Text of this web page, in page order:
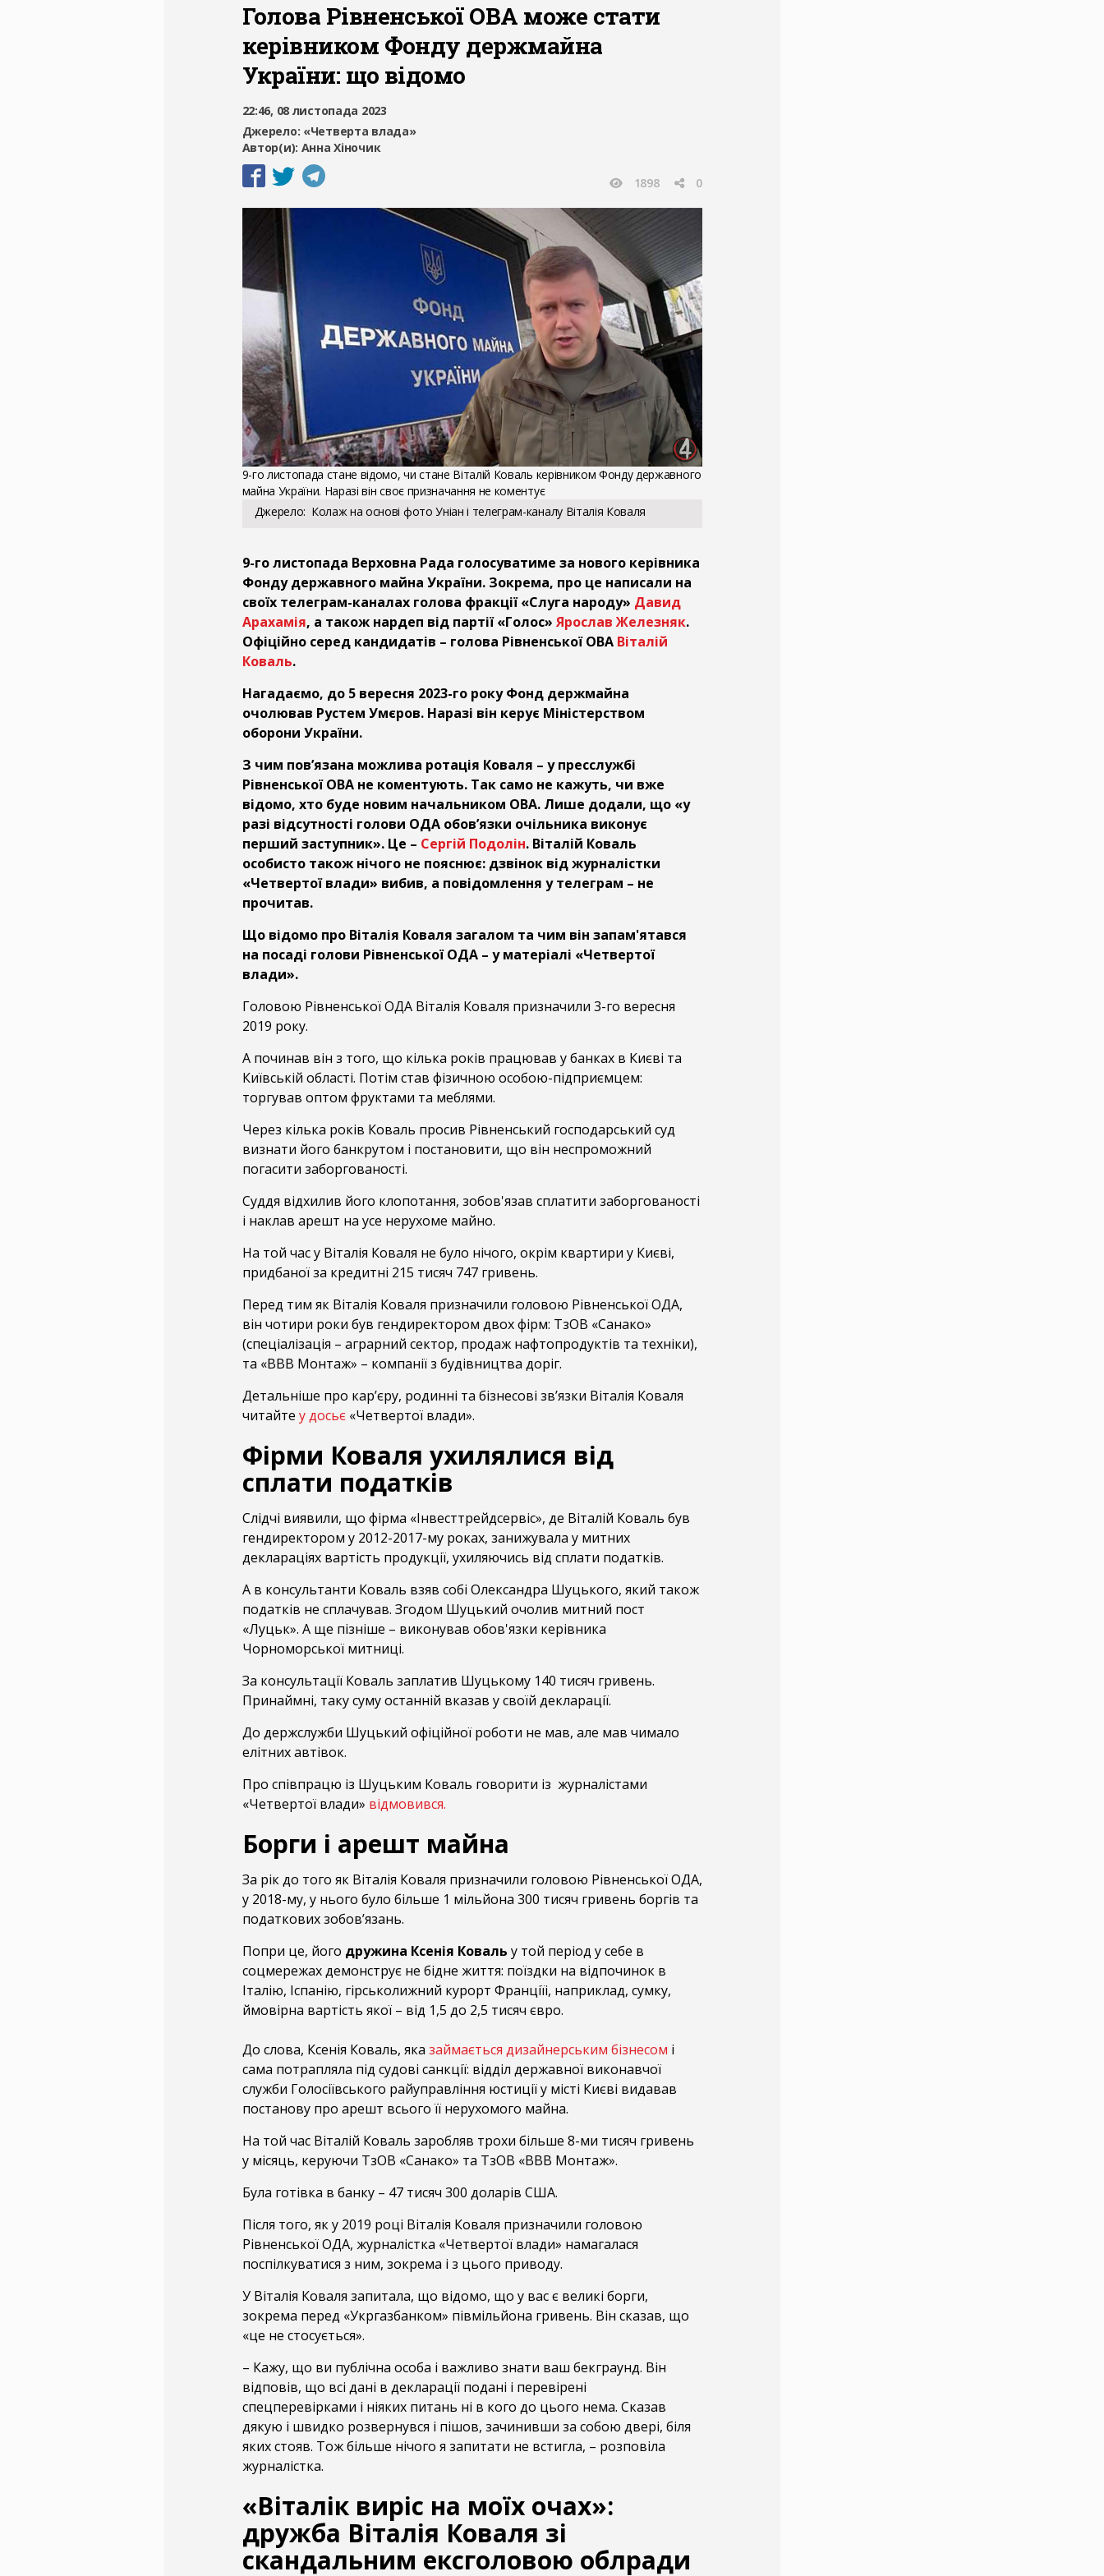
Голова Рівненської ОВА може стати
керівником Фонду держмайна
України: що відомо
22:46, 08 листопада 2023
Джерело: «Четверта влада»
Автор(и): Анна Хіночик
1898 0
9-го листопада стане відомо, чи стане Віталій Коваль керівником Фонду державного
майна України. Наразі він своє призначання не коментує
Джерело Колаж на основі фото Уніан і телеграм-каналу Віталія Коваля
9-го листопада Верховна Рада голосуватиме за нового керівника
Фонду державного майна України. Зокрема, про це написали на
своїх телеграм-каналах голова фракції «Слуга народу» Давид
Арахамія, а також нардеп від партії «Голос» Ярослав Железняк.
Офіційно серед кандидатів – голова Рівненської ОВА Віталій
Коваль.
Нагадаємо, до 5 вересня 2023-го року Фонд держмайна
очолював Рустем Умєров. Наразі він керує Міністерством
оборони України.
З чим пов’язана можлива ротація Коваля – у пресслужбі
Рівненської ОВА не коментують. Так само не кажуть, чи вже
відомо, хто буде новим начальником ОВА. Лише додали, що «у
разі відсутності голови ОДА обовʼязки очільника виконує
перший заступник». Це – Сергій Подолін. Віталій Коваль
особисто також нічого не пояснює: дзвінок від журналістки
«Четвертої влади» вибив, а повідомлення у телеграм – не
прочитав.
Що відомо про Віталія Коваля загалом та чим він запам'ятався
на посаді голови Рівненської ОДА – у матеріалі «Четвертої
влади».
Головою Рівненської ОДА Віталія Коваля призначили 3-го вересня
2019 року.
А починав він з того, що кілька років працював у банках в Києві та
Київській області. Потім став фізичною особою-підприємцем:
торгував оптом фруктами та меблями.
Через кілька років Коваль просив Рівненський господарський суд
визнати його банкрутом і постановити, що він неспроможний
погасити заборгованості.
Суддя відхилив його клопотання, зобов'язав сплатити заборгованості
і наклав арешт на усе нерухоме майно.
На той час у Віталія Коваля не було нічого, окрім квартири у Києві,
придбаної за кредитні 215 тисяч 747 гривень.
Перед тим як Віталія Коваля призначили головою Рівненської ОДА,
він чотири роки був гендиректором двох фірм: ТзОВ «Санако»
(спеціалізація – аграрний сектор, продаж нафтопродуктів та техніки),
та «ВВВ Монтаж» – компанії з будівництва доріг.
Детальніше про кар’єру, родинні та бізнесові зв’язки Віталія Коваля
читайте у досьє«Четвертої влади».
Фірми Коваля ухилялися від
сплати податків
Слідчі виявили, що фірма «Інвесттрейдсервіс», де Віталій Коваль був
гендиректором у 2012-2017-му роках, занижувала у митних
деклараціях вартість продукції, ухиляючись від сплати податків.
А в консультанти Коваль взяв собі Олександра Шуцького, який також
податків не сплачував. Згодом Шуцький очолив митний пост
«Луцьк». А ще пізніше – виконував обов'язки керівника
Чорноморської митниці.
За консультації Коваль заплатив Шуцькому 140 тисяч гривень.
Принаймні, таку суму останній вказав у своїй декларації.
До держслужби Шуцький офіційної роботи не мав, але мав чимало
елітних автівок.
Про співпрацю із Шуцьким Коваль говорити із журналістами
«Четвертої влади» відмовився.
Борги і арешт майна
За рік до того як Віталія Коваля призначили головою Рівненської ОДА,
у 2018-му, у нього було більше 1 мільйона 300 тисяч гривень боргів та
податкових зобов’язань.
Попри це, його дружина Ксенія Коваль у той період у себе в
соцмережах демонструє не бідне життя: поїздки на відпочинок в
Італію, Іспанію, гірськолижний курорт Франціїі, наприклад, сумку,
ймовірна вартість якої – від 1,5 до 2,5 тисяч євро.
До слова, Ксенія Коваль, яка займається дизайнерським бізнесом і
сама потрапляла під судові санкції: відділ державної виконавчої
служби Голосіївського райуправління юстиції у місті Києві видавав
постанову про арешт всього її нерухомого майна.
На той час Віталій Коваль заробляв трохи більше 8-ми тисяч гривень
у місяць, керуючи ТзОВ «Санако» та ТзОВ «ВВВ Монтаж».
Була готівка в банку – 47 тисяч 300 доларів США.
Після того, як у 2019 році Віталія Коваля призначили головою
Рівненської ОДА, журналістка «Четвертої влади» намагалася
поспілкуватися з ним, зокрема і з цього приводу.
У Віталія Коваля запитала, що відомо, що у вас є великі борги,
зокрема перед «Укргазбанком» півмільйона гривень. Він сказав, що
«це не стосується».
– Кажу, що ви публічна особа і важливо знати ваш бекграунд. Він
відповів, що всі дані в декларації подані і перевірені
спецперевірками і ніяких питань ні в кого до цього нема. Сказав
дякую і швидко розвернувся і пішов, зачинивши за собою двері, біля
яких стояв. Тож більше нічого я запитати не встигла, – розповіла
журналістка.
«Віталік виріс на моїх очах»:
дружба Віталія Коваля зі
скандальним ексголовою облради